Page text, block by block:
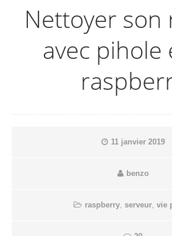
Nettoyer son
avec pihole
11 janvier 2019
benzo
raspberry serveur vie